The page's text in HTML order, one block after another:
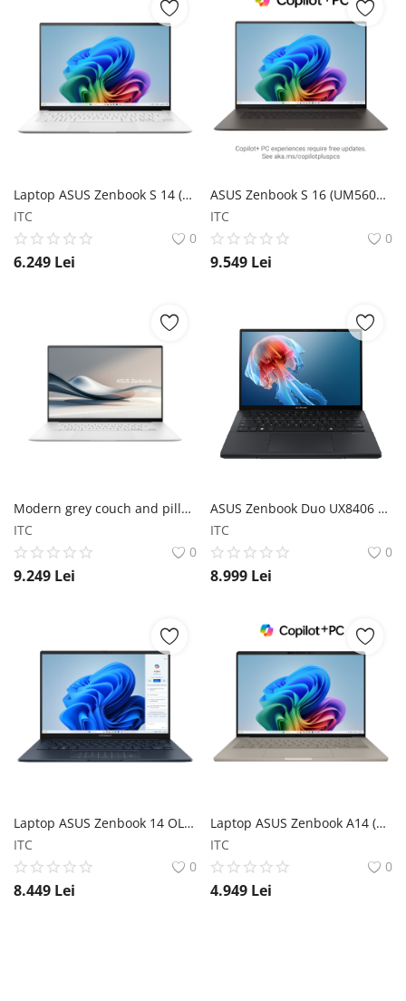
Laptop ASUS Zenbook S 14 (UX5406) 2024 ASUS
ITC
0
6.249 Lei
ASUS Zenbook S 16 (UM5606) ASUS
ITC
0
9.549 Lei
Modern grey couch and pillows
ITC
0
9.249 Lei
ASUS Zenbook Duo UX8406 ASUS
ITC
0
8.999 Lei
Laptop ASUS Zenbook 14 OLED (UX3405) ASUS
ITC
0
8.449 Lei
Laptop ASUS Zenbook A14 (UX3407); Copilot+ PC ASUS
ITC
0
4.949 Lei